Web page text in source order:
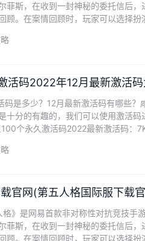
菲斯，在收到一封神秘的委托信后
顾。在案情回顾时，玩家可以选择
活码2022年12月最新激活
码是多少？12月最新激活码有哪些
十分的有趣的，我们可以使用激活
个永久激活码2022最新激活码：
官网(第五人格国际服下载
》是网易首款非对称性对抗竞技手
菲斯，在收到一封神秘的委托信后
顾。在案情回顾时，玩家可以选择